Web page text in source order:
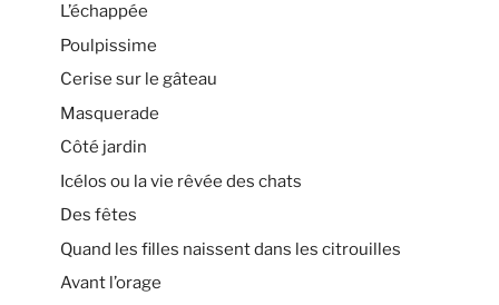
L’échappée
Poulpissime
Cerise sur le gâteau
Masquerade
Côté jardin
Icélos ou la vie rêvée des chats
Des fêtes
Quand les filles naissent dans les citrouilles
Avant l’orage